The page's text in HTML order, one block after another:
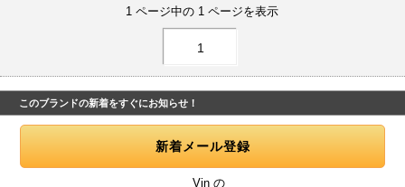
1 ページ中の 1 ページを表示
1
このブランドの新着をすぐにお知らせ！
Vin の